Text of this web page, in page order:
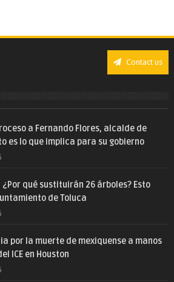
Contact us
a Fernando Flores, alcalde de
es lo que implica para su gobierno
¿Por qué sustituirán 26 árboles? Esto
de Toluca
por la muerte de mexiquense a manos
ICE en Houston